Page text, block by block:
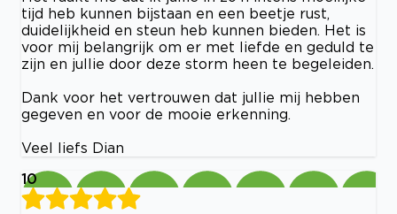
tijd heb kunnen bijstaan en een beetje rust,
duidelijkheid en steun heb kunnen bieden. Het is
voor mij belangrijk om er met liefde en geduld te
zijn en jullie door deze storm heen te begeleiden.
Dank voor het vertrouwen dat jullie mij hebben
gegeven en voor de mooie erkenning.
Veel liefs Dian
10